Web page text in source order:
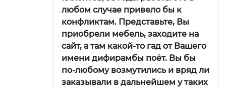
любом случае привело бы к
конфликтам. Представьте, Вы
приобрели мебель, заходите на
сайт, а там какой-то гад от Вашего
имени дифирамбы поёт. Вы бы
по-любому возмутились и вряд ли
заказывали в дальнейшем у таких